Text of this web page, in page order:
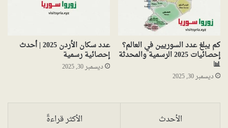
كم يبلغ عدد السوريين في العالم؟
إحصائيات 2025 الرسمية والمحدثة
📊
ديسمبر 30, 2025
عدد سكان الأردن 2025 | أحدث
إحصائية رسمية
ديسمبر 30, 2025
الأحدث الأكثر قراءةً